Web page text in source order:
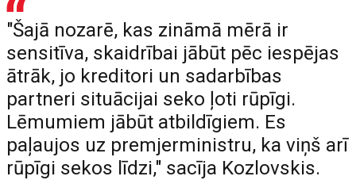
"Šajā nozarē, kas zināmā mērā ir
sensitīva, skaidrībai jābūt pēc iespējas
ātrāk, jo kreditori un sadarbības
partneri situācijai seko ļoti rūpīgi.
Lēmumiem jābūt atbildīgiem. Es
paļaujos uz premjerministru, ka viņš arī
rūpīgi sekos līdzi," sacīja Kozlovskis.